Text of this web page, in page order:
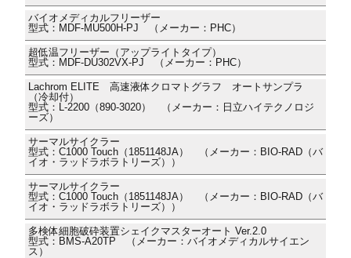
バイオメディカルフリーザー
型式：MDF-MU500H-PJ （メーカー：PHC）
超低温フリーザー（アップライトタイプ）
型式：MDF-DU302VX-PJ （メーカー：PHC）
Lachrom ELITE 高速液体クロマトグラフ オートサンプラ
（冷却付）
型式：L-2200（890-3020） （メーカー：日立ハイテクノロジ
ーズ）
サーマルサイクラー
型式：C1000 Touch（1851148JA） （メーカー：BIO-RAD（バ
イオ・ラッドラボラトリーズ））
サーマルサイクラー
型式：C1000 Touch（1851148JA） （メーカー：BIO-RAD（バ
イオ・ラッドラボラトリーズ））
多検体細胞破砕装置シェイクマスターオート Ver.2.0
型式：BMS-A20TP （メーカー：バイオメディカルサイエン
ス）